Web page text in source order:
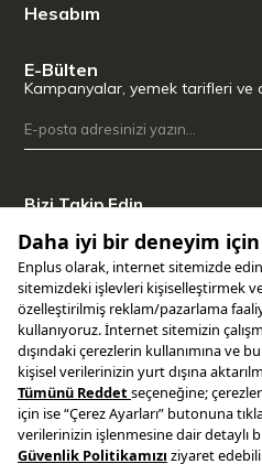
Hesabım
E-Bülten
Kampanyalar, yemek tarifleri ve
Bizi Takip Edin
Uygulamamızı İndirin
Copyright © 2025 ENPLUS